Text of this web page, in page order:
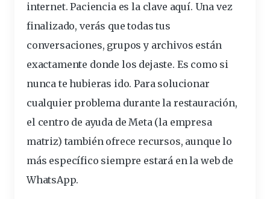
internet. Paciencia es la clave aquí. Una vez
finalizado, verás que todas tus
conversaciones, grupos y archivos están
exactamente donde los dejaste. Es como si
nunca te hubieras ido. Para solucionar
cualquier problemadurante la restauración,
el centro de ayuda de Meta(la empresa
matriz) también ofrece recursos, aunque lo
más específico siempre estará en la web de
WhatsApp.